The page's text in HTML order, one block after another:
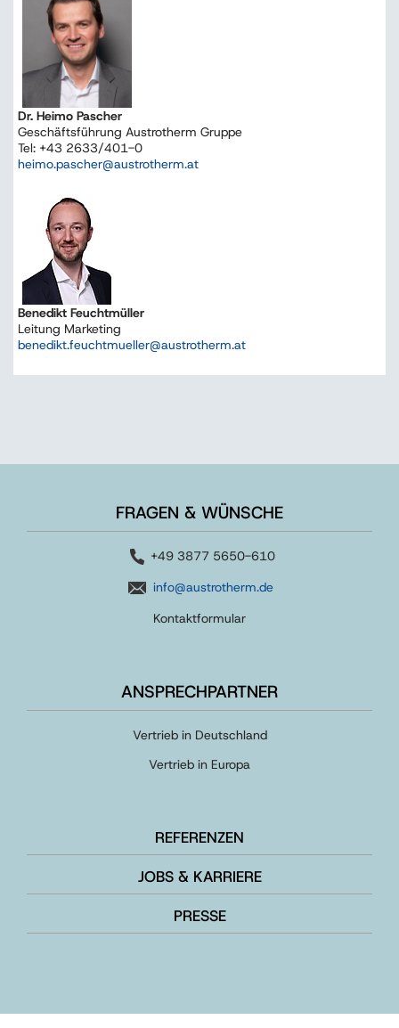
Dr. Heimo Pascher
Geschäftsführung Austrotherm Gruppe
Tel: +43 2633/401-0
heimo.pascher@austrotherm.at
Benedikt Feuchtmüller
Leitung Marketing
benedikt.feuchtmueller@austrotherm.at
FRAGEN & WÜNSCHE
+49 3877 5650-610
info@austrotherm.de
Kontaktformular
ANSPRECHPARTNER
Vertrieb in Deutschland
Vertrieb in Europa
REFERENZEN
JOBS & KARRIERE
PRESSE